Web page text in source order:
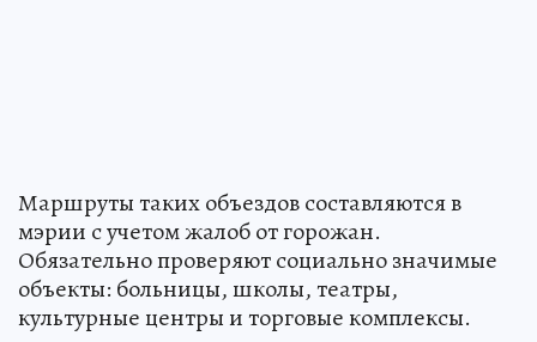
Маршруты таких объездов составляются в
мэрии с учетом жалоб от горожан.
Обязательно проверяют социально значимые
объекты: больницы, школы, театры,
культурные центры и торговые комплексы.